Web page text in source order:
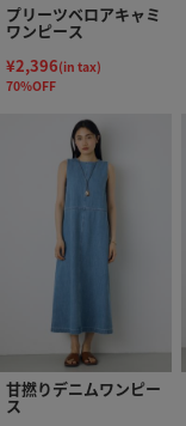
プリーツベロアキャミ
ワンピース
¥2,396(in tax)
70%OFF
甘撚りデニムワンピー
ス